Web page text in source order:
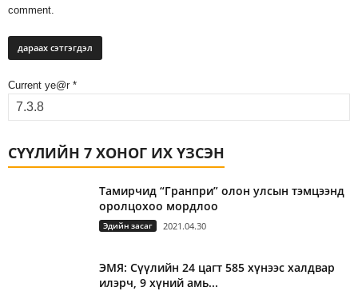
comment.
Current ye@r *
СҮҮЛИЙН 7 ХОНОГ ИХ ҮЗСЭН
Тамирчид “Гранпри” олон улсын тэмцээнд
оролцохоо мордлоо
Эдийн засаг 2021.04.30
ЭМЯ: Сүүлийн 24 цагт 585 хүнээс халдвар
илэрч, 9 хүний амь...